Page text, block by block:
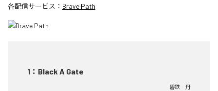
各配信サービス： Brave Path
1 ： Black A Gate
碧鉄 丹